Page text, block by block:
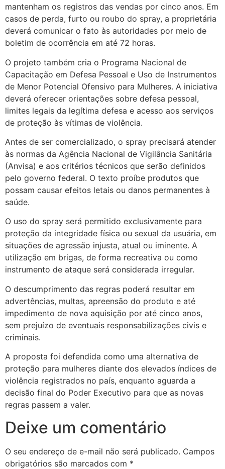
mantenham os registros das vendas por cinco anos. Em
casos de perda, furto ou roubo do spray, a proprietária
deverá comunicar o fato às autoridades por meio de
boletim de ocorrência em até 72 horas.
O projeto também cria o Programa Nacional de
Capacitação em Defesa Pessoal e Uso de Instrumentos
de Menor Potencial Ofensivo para Mulheres. A iniciativa
deverá oferecer orientações sobre defesa pessoal,
limites legais da legítima defesa e acesso aos serviços
de proteção às vítimas de violência.
Antes de ser comercializado, o spray precisará atender
às normas da Agência Nacional de Vigilância Sanitária
(Anvisa) e aos critérios técnicos que serão definidos
pelo governo federal. O texto proíbe produtos que
possam causar efeitos letais ou danos permanentes à
saúde.
O uso do spray será permitido exclusivamente para
proteção da integridade física ou sexual da usuária, em
situações de agressão injusta, atual ou iminente. A
utilização em brigas, de forma recreativa ou como
instrumento de ataque será considerada irregular.
O descumprimento das regras poderá resultar em
advertências, multas, apreensão do produto e até
impedimento de nova aquisição por até cinco anos,
sem prejuízo de eventuais responsabilizações civis e
criminais.
A proposta foi defendida como uma alternativa de
proteção para mulheres diante dos elevados índices de
violência registrados no país, enquanto aguarda a
decisão final do Poder Executivo para que as novas
regras passem a valer.
Deixe um comentário
O seu endereço de e-mail não será publicado. Campos
obrigatórios são marcados com *